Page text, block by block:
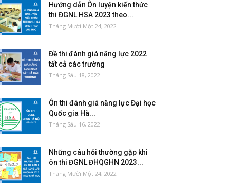
Hướng dẫn Ôn luyện kiến thức
thi ĐGNL HSA 2023 theo...
Tháng Mười Một 24, 2022
Đề thi đánh giá năng lực 2022
tất cả các trường
Tháng Sáu 18, 2022
Ôn thi đánh giá năng lực Đại học
Quốc gia Hà...
Tháng Sáu 16, 2022
Những câu hỏi thường gặp khi
ôn thi ĐGNL ĐHQGHN 2023...
Tháng Mười Một 24, 2022